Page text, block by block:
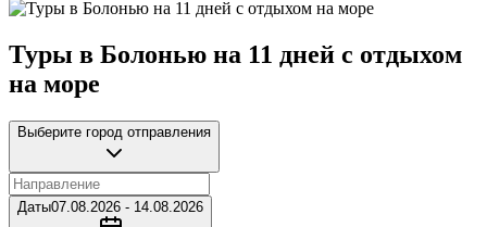
Туры в Болонью на 11 дней с отдыхом
на море
Выберите город отправления
Даты07.08.2026 - 14.08.2026